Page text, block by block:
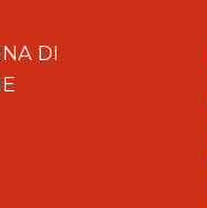
DI